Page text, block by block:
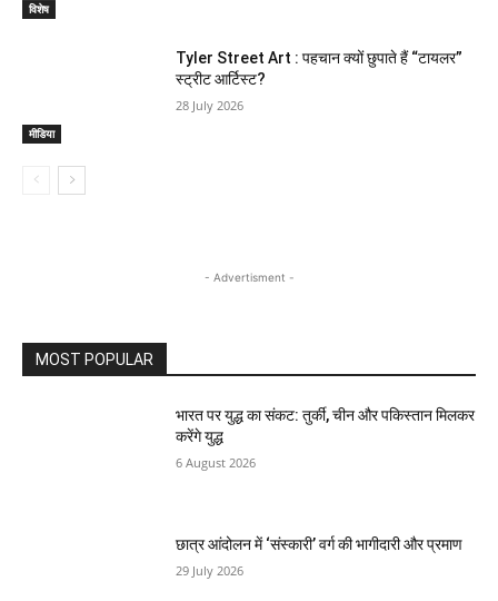
विशेष
मीडिया
Tyler Street Art : पहचान क्यों छुपाते हैं “टायलर”
स्ट्रीट आर्टिस्ट?
28 July 2026
- Advertisment -
MOST POPULAR
भारत पर युद्ध का संकट: तुर्की, चीन और पकिस्तान मिलकर
करेंगे युद्ध
6 August 2026
छात्र आंदोलन में ‘संस्कारी’ वर्ग की भागीदारी और प्रमाण
29 July 2026